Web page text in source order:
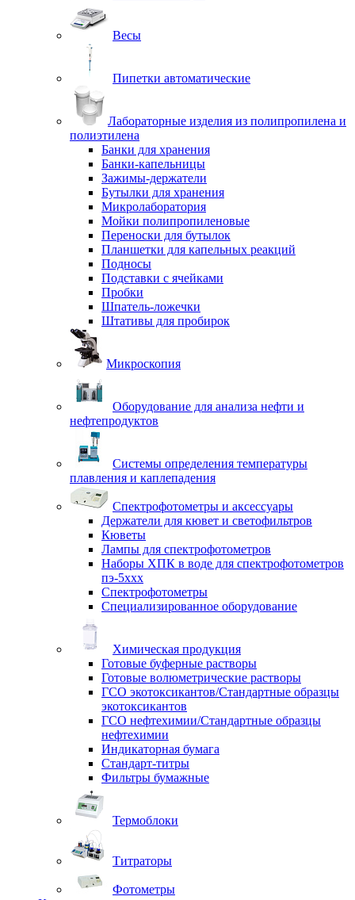
Весы
Пипетки автоматические
Лабораторные изделия из полипропилена и
полиэтилена
Банки для хранения
Банки-капельницы
Зажимы-держатели
Бутылки для хранения
Микролаборатория
Мойки полипропиленовые
Переноски для бутылок
Планшетки для капельных реакций
Подносы
Подставки с ячейками
Пробки
Шпатель-ложечки
Штативы для пробирок
Микроскопия
Оборудование для анализа нефти и
нефтепродуктов
Системы определения температуры
плавления и каплепадения
Спектрофотометры и аксессуары
Держатели для кювет и светофильтров
Кюветы
Лампы для спектрофотометров
Наборы ХПК в воде для спектрофотометров
пэ-5ххх
Спектрофотометры
Специализированное оборудование
Химическая продукция
Готовые буферные растворы
Готовые волюметрические растворы
ГСО экотоксикантов/Стандартные образцы
экотоксикантов
ГСО нефтехимии/Стандартные образцы
нефтехимии
Индикаторная бумага
Стандарт-титры
Фильтры бумажные
Термоблоки
Титраторы
Фотометры